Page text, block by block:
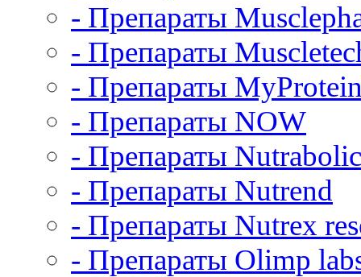
- Препараты
- Препараты
- Препараты
- Препараты NOW
- Препараты
- Препараты Nutrend
- Препараты Nutrex
- Препараты Olimp